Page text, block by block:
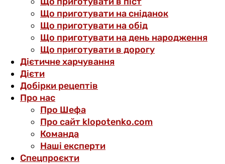
Що приготувати на сніданок
Що приготувати на обід
Що приготувати на день народження
Що приготувати в дорогу
Дієтичне харчування
Дієти
Добірки рецептів
Про нас
Про Шефа
Про сайт klopotenko.com
Команда
Наші експерти
Спецпроєкти